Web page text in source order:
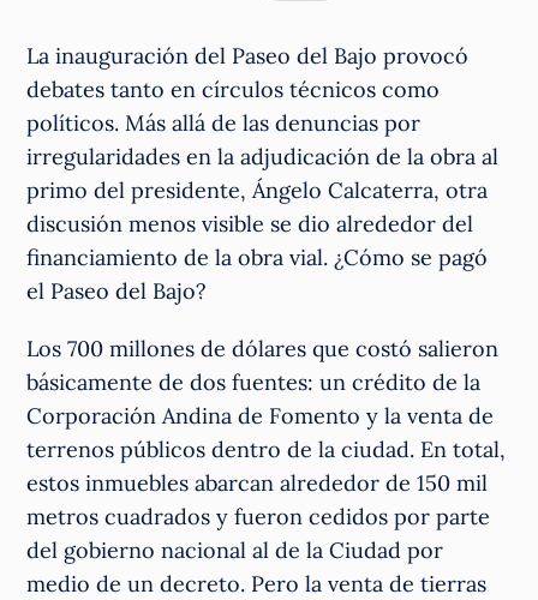
La inauguración del Paseo del Bajo provocó
debates tanto en círculos técnicos como
políticos. Más allá de las denuncias por
irregularidades en la adjudicación de la obra al
primo del presidente, Ángelo Calcaterra, otra
discusión menos visible se dio alrededor del
financiamiento de la obra vial. ¿Cómo se pagó
el Paseo del Bajo?
Los 700 millones de dólares que costó salieron
básicamente de dos fuentes: un crédito de la
Corporación Andina de Fomento y la venta de
terrenos públicos dentro de la ciudad. En total,
estos inmuebles abarcan alrededor de 150 mil
metros cuadrados y fueron cedidos por parte
del gobierno nacional al de la Ciudad por
medio de un decreto. Pero la venta de tierras